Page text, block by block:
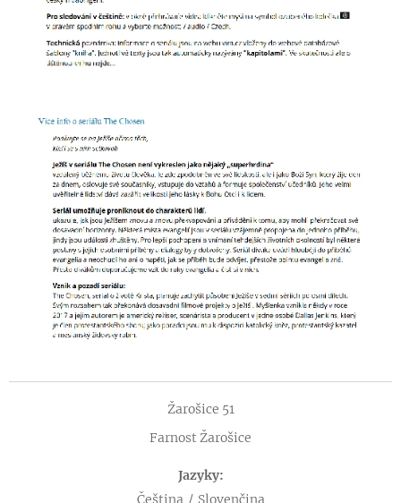
Žarošice 51
Farnost Žarošice
Jazyky
Čeština
Slovenčina